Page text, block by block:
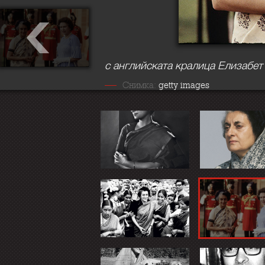
с английската кралица Елизабет
Снимка: getty images